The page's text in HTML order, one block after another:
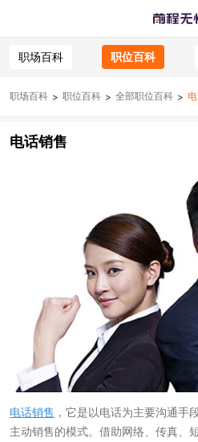
职场百科 职位百科
职场百科 > 职位百科 > 全部职位百科 >
电话销售
电话销售 ，它是以电话为主要沟通手
主动销售的模式。借助网络、传真、